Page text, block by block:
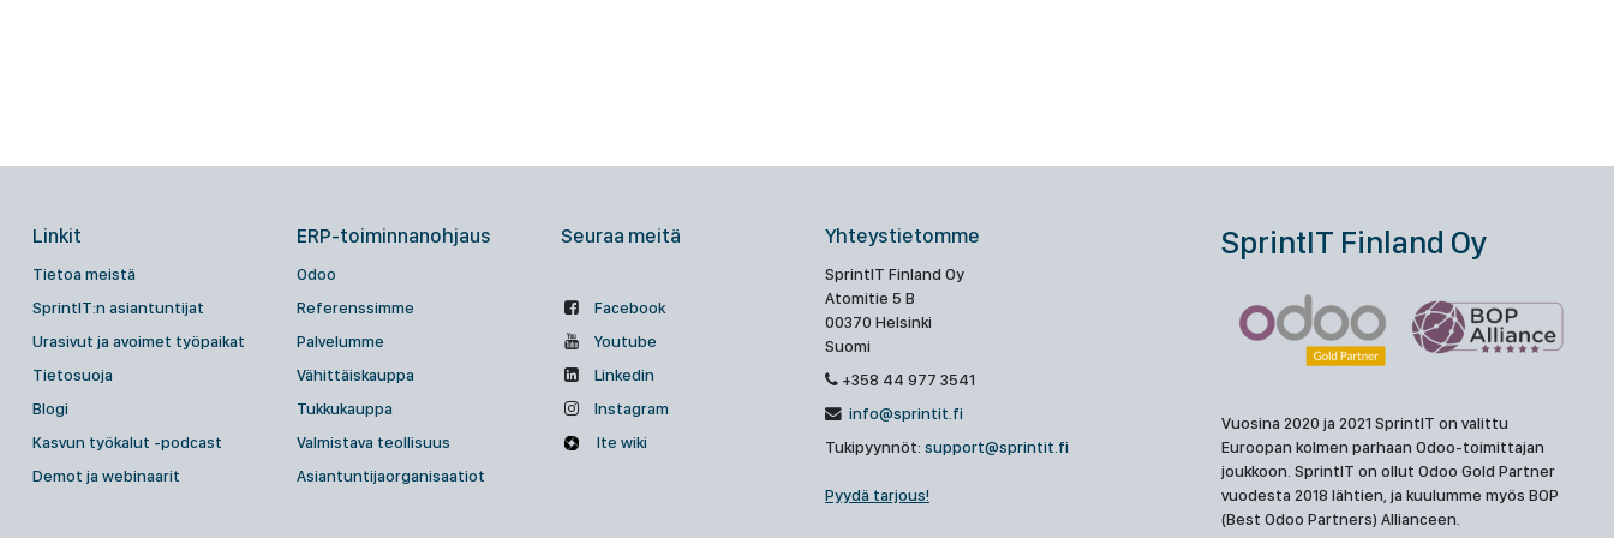
Linkit
Tietoa meistä
SprintIT:n asiantuntijat
Urasivut ja avoimet työpaikat
Tietosuoja
Blogi
Kasvun työkalut -podcast
Demot ja webinaarit
ERP-toiminnanohjaus
Odoo
Referenssimme
Palvelumme
Vähittäiskauppa
Tukkukauppa
Valmistava teollisuus
Asiantuntijaorganisaatiot
Seuraa meitä
Facebook
Youtube
Linkedin
Instagram
Ite wiki
Yhteystietomme
SprintIT Finland Oy
Atomitie 5 B
00370 Helsinki
Suomi
+358 44 977 3541
info@sprintit.fi
Tukipyynnöt: support@sprintit.fi
Pyydä tarjous!
SprintIT Finland Oy
Vuosina 2020 ja 2021 SprintIT on valittu
Euroopan kolmen parhaan Odoo-toimittajan
joukkoon. SprintIT on ollut Odoo Gold Partner
vuodesta 2018 lähtien, ja kuulumme myös BOP
(Best Odoo Partners) Allianceen.